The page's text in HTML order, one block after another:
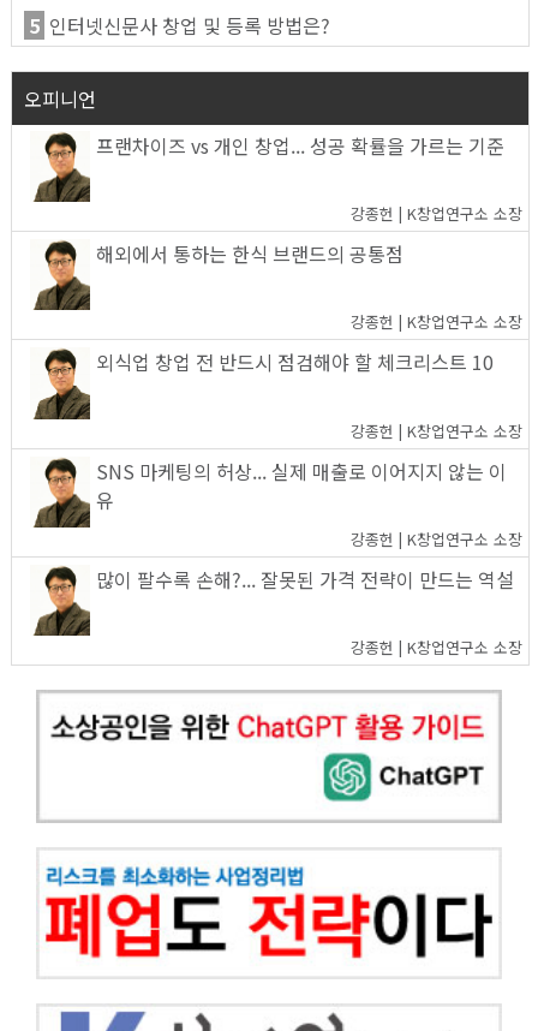
5 인터넷신문사 창업 및 등록 방법은?
오피니언
프랜차이즈 vs 개인 창업... 성공 확률을 가르는 기준
강종헌 | K창업연구소 소장
해외에서 통하는 한식 브랜드의 공통점
강종헌 | K창업연구소 소장
외식업 창업 전 반드시 점검해야 할 체크리스트 10
강종헌 | K창업연구소 소장
SNS 마케팅의 허상... 실제 매출로 이어지지 않는 이
유
강종헌 | K창업연구소 소장
많이 팔수록 손해?... 잘못된 가격 전략이 만드는 역설
강종헌 | K창업연구소 소장